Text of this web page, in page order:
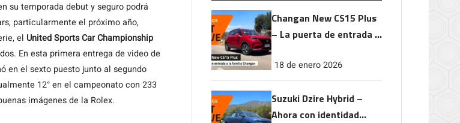
su temporada debut y seguro podrá
particularmente el próximo año,
el United Sports Car Championship
En esta primera entrega de video de
en el sexto puesto junto al segundo
12° en el campeonato con 233
imágenes de la Rolex.
Changan New CS15 Plus
– La puerta de entrada a
18 de enero 2026
Suzuki Dzire Hybrid –
Ahora con identidad